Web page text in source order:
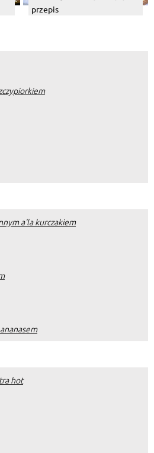
przepis
a'la kurczakiem
hot